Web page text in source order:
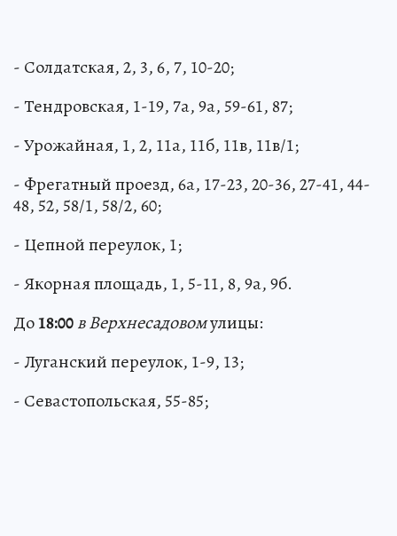
- Солдатская, 2, 3, 6, 7, 10-20;
- Тендровская, 1-19, 7а, 9а, 59-61, 87;
- Урожайная, 1, 2, 11а, 11б, 11в, 11в/1;
- Фрегатный проезд, 6а, 17-23, 20-36, 27-41, 44-
48, 52, 58/1, 58/2, 60;
- Цепной переулок, 1;
- Якорная площадь, 1, 5-11, 8, 9а, 9б.
До18:00в Верхнесадовомулицы:
- Луганский переулок, 1-9, 13;
- Севастопольская, 55-85;